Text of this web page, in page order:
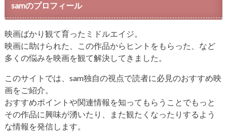
samのプロフィール
映画ばかり観て育ったミドルエイジ。
映画に助けられた、この作品からヒントをもらった、など
多くの悩みを映画を観て解決してきました。
このサイトでは、sam独自の視点で読者に必見のおすすめ映
画をご紹介。
おすすめポイントや関連情報を知ってもらうことでもっと
その作品に興味が湧いたり、また観たくなったりするよう
な情報を発信します。